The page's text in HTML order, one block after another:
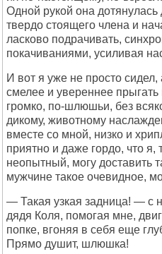
Одной рукой она
твердо стоящего члена и
ласково подрачивать,
покачиваниями, усиливая
И вот я уже не просто
смелее и увереннее
громко, по-шлюшьи, без
дикому, животному
вместе со мной, низко и
приятно и даже гордо, что я,
неопытный, могу доставить
мужчине такое очевидное,
— Такая узкая задница! — с
дядя Коля, помогая мне,
попке, вгоняя в себя еще
Прямо душит, шлюшка!